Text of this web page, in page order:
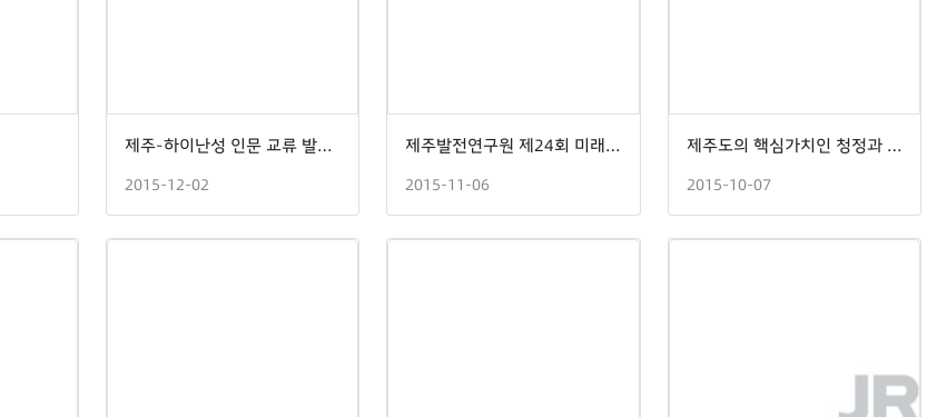
제주-하이난성 인문 교류 발전 학술세미나
2015-12-02
제주발전연구원 제24회 미래포럼
2015-11-06
제주도의 핵심가치인 청정과 공존을 구현하는 미래비전 정책세미나
2015-10-07